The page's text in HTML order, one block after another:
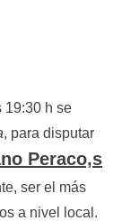
19:30 h se
, para disputar
Peraco,s
ser el más
a nivel local.